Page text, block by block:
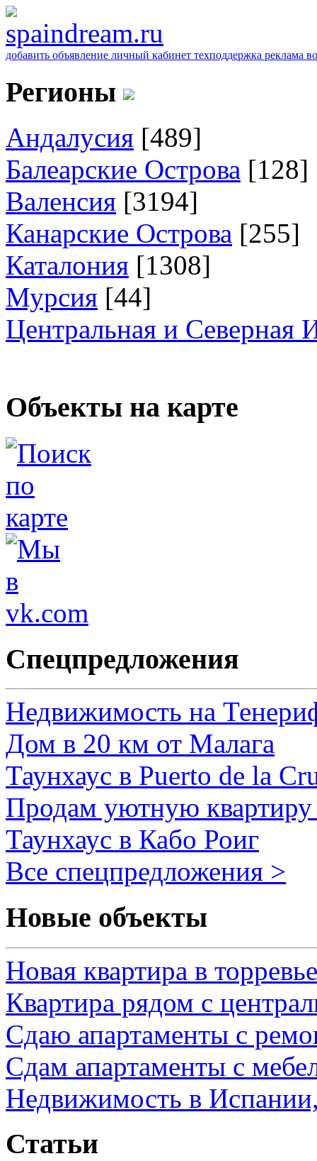
добавить объявление личный кабинет техподдержка реклама
Регионы
Андалусия [489]
Балеарские Острова [128]
Валенсия [3194]
Канарские Острова [255]
Каталония [1308]
Мурсия [44]
Центральная и Северная
Объекты на карте
Спецпредложения
Недвижимость на
Дом в 20 км от Малага
Таунхаус в Puerto de la
Продам уютную
Таунхаус в Кабо Роиг
Все спецпредложения >
Новые объекты
Новая квартира в
Квартира рядом с
Сдаю апартаменты с
Сдам апартаменты с
Недвижимость в
Статьи